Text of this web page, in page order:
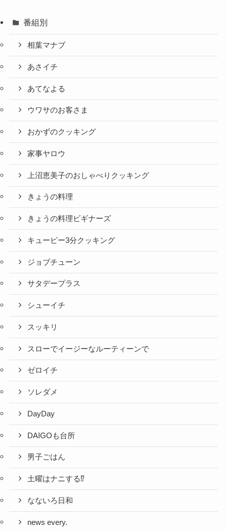
番組別
相葉マナブ
あさイチ
あてなよる
ウワサのお客さま
おかずのクッキング
家事ヤロウ
上沼恵美子のおしゃべりクッキング
きょうの料理
きょうの料理ビギナーズ
キューピー3分クッキング
ジョブチューン
サタデープラス
シューイチ
スッキリ
スローでイージーなルーティーンで
ゼロイチ
ソレダメ
DayDay
DAIGOも台所
男子ごはん
土曜はナニする⁉
なないろ日和
news every.